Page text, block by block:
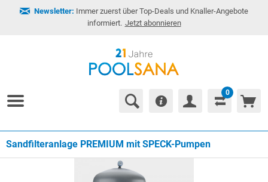
Newsletter: Immer zuerst über Top-Deals und Knaller-Angebote
informiert. Jetzt abonnieren
0
Sandfilteranlage PREMIUM mit SPECK-Pumpen